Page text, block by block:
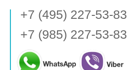
+7 (495) 227-53-83
+7 (985) 227-53-83